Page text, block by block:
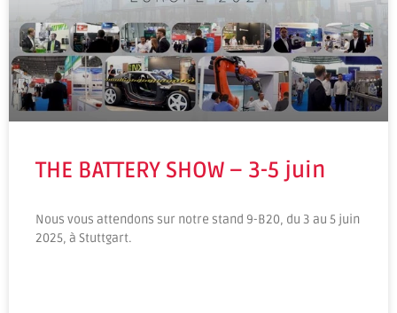
THE BATTERY SHOW – 3-5 juin
Nous vous attendons sur notre stand 9-B20, du 3 au 5 juin
2025, à Stuttgart.